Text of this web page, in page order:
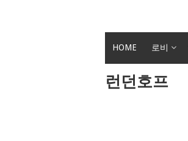
HOME 로비
런던호프